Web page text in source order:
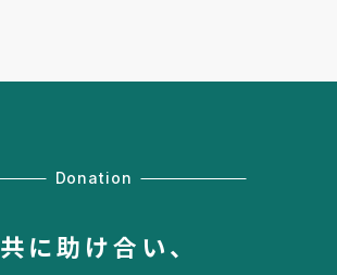
Donation
共に助け合い、